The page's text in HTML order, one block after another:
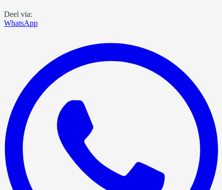
Deel via:
WhatsApp